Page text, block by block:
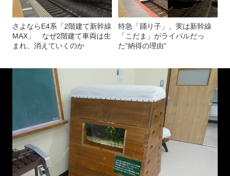
さよならE4系「2階建て新幹線
MAX」 なぜ2階建て車両は生
まれ、消えていくのか
特急「踊り子」、実は新幹線
「こだま」がライバルだっ
た“納得の理由”